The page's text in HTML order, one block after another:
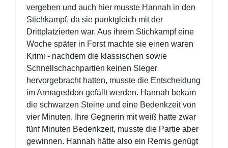
vergeben und auch hier musste Hannah in den
Stichkampf, da sie punktgleich mit der
Drittplatzierten war. Aus ihrem Stichkampf eine
Woche später in Forst machte sie einen waren
Krimi - nachdem die klassischen sowie
Schnellschachpartien keinen Sieger
hervorgebracht hatten, musste die Entscheidung
im Armageddon gefällt werden. Hannah bekam
die schwarzen Steine und eine Bedenkzeit von
vier Minuten. Ihre Gegnerin mit weiß hatte zwar
fünf Minuten Bedenkzeit, musste die Partie aber
gewinnen. Hannah hätte also ein Remis genügt